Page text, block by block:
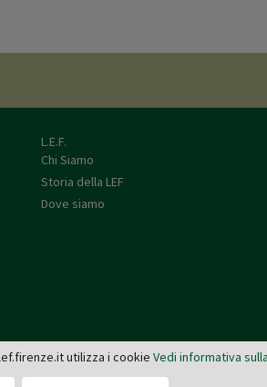
L.E.F.
Chi Siamo
Storia della LEF
Dove siamo
Pucci, 4 - 50122 Firenze
e P.IVA 03745190482 -editrice@lef.firenze.it
utilizza i cookie Vedi informativa